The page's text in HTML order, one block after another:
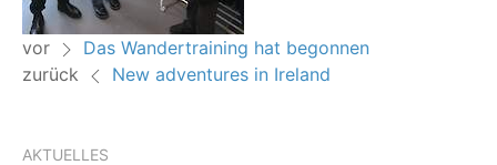
vor
Das Wandertraining hat begonnen
zurück
New adventures in Ireland
AKTUELLES